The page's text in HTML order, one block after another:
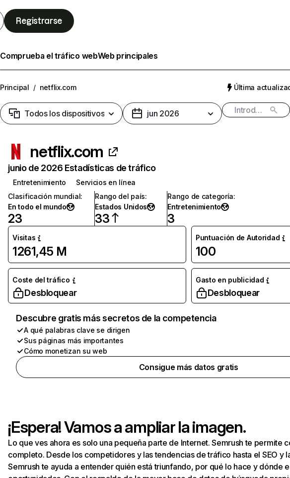
Registrarse
Comprueba el tráfico webWeb principales
Principal / netflix.com Última
Todos los dispositivos jun 2026
netflix.com
junio de 2026 Estadísticas de tráfico
Entretenimiento
Servicios en línea
Clasificación mundial:
En todo el mundo
23
Rango del país:
Estados Unidos
33
Rango de categoría:
Entretenimiento
3
Visitas
1261,45 M
Puntuación de Autoridad
100
Coste del tráfico
Desbloquear
Gasto en publicidad
Desbloquear
Descubre gratis más secretos de la competencia
A qué palabras clave se dirigen
Sus páginas más importantes
Cómo monetizan su web
Consigue más datos gratis
¡Espera! Vamos a ampliar la imagen.
Lo que ves ahora es solo una pequeña parte de Internet. Semrush te permite
completo. Desde los competidores y las tendencias de tráfico hasta el SEO y
Semrush te ayuda a entender quién está triunfando, por qué lo hace y dónde